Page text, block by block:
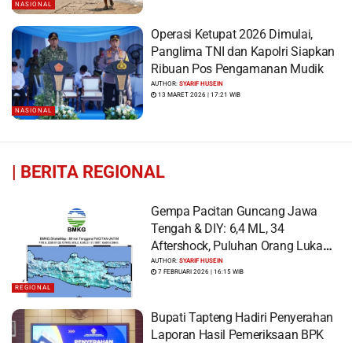
NASIONAL
NASIONAL
Operasi Ketupat 2026 Dimulai,
Panglima TNI dan Kapolri Siapkan
Ribuan Pos Pengamanan Mudik
AUTHOR:SYARIF HUSEIN
13 MARET 2026 | 17:21 WIB
| BERITA REGIONAL
REGIONAL
Gempa Pacitan Guncang Jawa
Tengah & DIY: 6,4 ML, 34
Aftershock, Puluhan Orang Luka
dan Ratusan Bangunan Rusak
AUTHOR:SYARIF HUSEIN
7 FEBRUARI 2026 | 16:15 WIB
Bupati Tapteng Hadiri Penyerahan
Laporan Hasil Pemeriksaan BPK